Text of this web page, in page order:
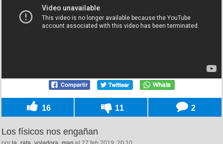
16 11 2
Los físicos nos engañan